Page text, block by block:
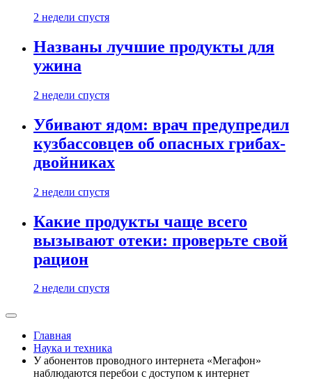
2 недели спустя
Названы лучшие продукты для
ужина
2 недели спустя
Убивают ядом: врач предупредил
кузбассовцев об опасных грибах-
двойниках
2 недели спустя
Какие продукты чаще всего
вызывают отеки: проверьте свой
рацион
2 недели спустя
Главная
Наука и техника
У абонентов проводного интернета «Мегафон»
наблюдаются перебои с доступом к интернет